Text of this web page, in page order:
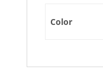
Color